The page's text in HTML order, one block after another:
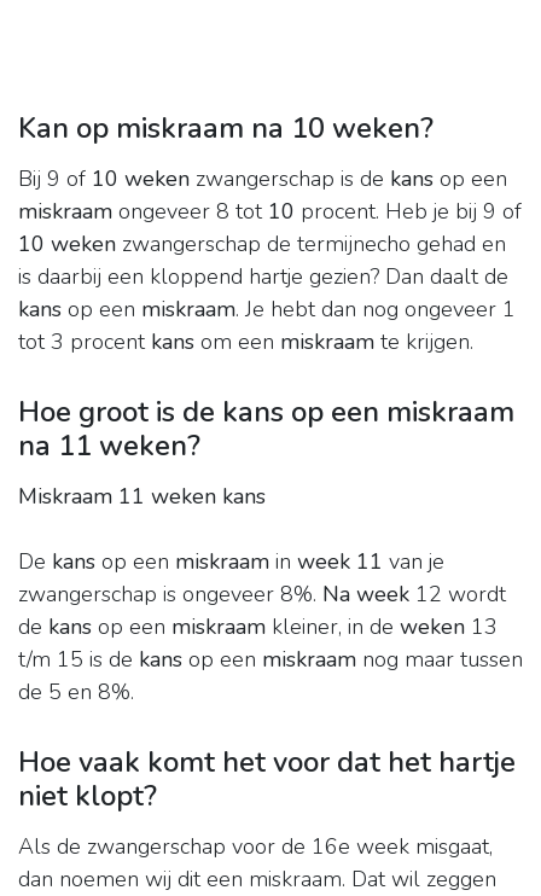
Kan op miskraam na 10 weken?
Bij 9 of 10 weken zwangerschap is de kans op een
miskraam ongeveer 8 tot 10 procent. Heb je bij 9 of
10 weken zwangerschap de termijnecho gehad en
is daarbij een kloppend hartje gezien? Dan daalt de
kans op een miskraam. Je hebt dan nog ongeveer 1
tot 3 procent kans om een miskraam te krijgen.
Hoe groot is de kans op een miskraam
na 11 weken?
Miskraam 11 weken kans
De kans op een miskraam in week 11 van je
zwangerschap is ongeveer 8%. Na week 12 wordt
de kans op een miskraam kleiner, in de weken 13
t/m 15 is de kans op een miskraam nog maar tussen
de 5 en 8%.
Hoe vaak komt het voor dat het hartje
niet klopt?
Als de zwangerschap voor de 16e week misgaat,
dan noemen wij dit een miskraam. Dat wil zeggen